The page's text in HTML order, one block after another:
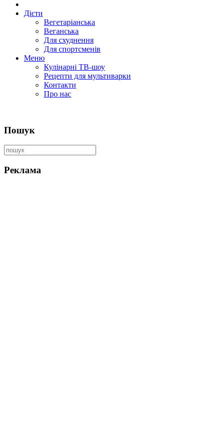
Дієти
Вегетаріанська
Веганська
Для схуднення
Для спортсменів
Меню
Кулінарні ТВ-шоу
Рецепти для мультиварки
Контакти
Про нас
Пошук
Реклама